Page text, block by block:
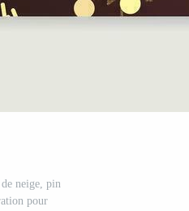
neige, pin
pour